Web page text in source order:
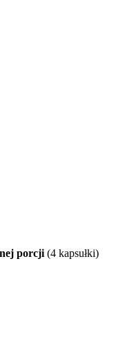
porcji (4 kapsułki)